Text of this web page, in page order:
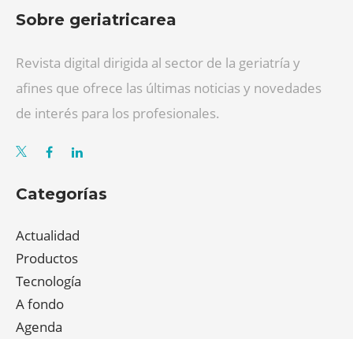
Sobre geriatricarea
Revista digital dirigida al sector de la geriatría y
afines que ofrece las últimas noticias y novedades
de interés para los profesionales.
Categorías
Actualidad
Productos
Tecnología
A fondo
Agenda